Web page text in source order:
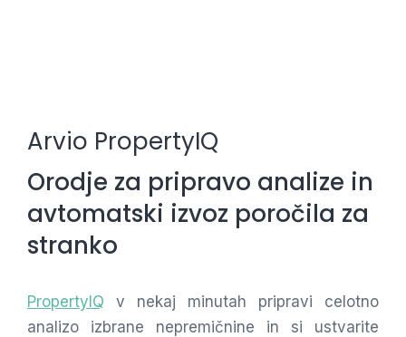
Arvio PropertyIQ
Orodje za pripravo analize in
avtomatski izvoz poročila za
stranko
PropertyIQ v nekaj minutah pripravi celotno
analizo izbrane nepremičnine in si ustvarite